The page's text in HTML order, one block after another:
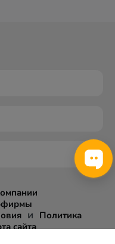
и Политика
сайта